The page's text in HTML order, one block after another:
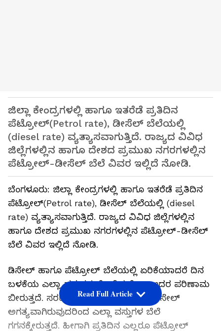
ಜಿಲ್ಲಾ ಕೇಂದ್ರಗಳಲ್ಲಿ ಹಾಗೂ ಇತರೆಡೆ ಪ್ರತಿದಿನ
ಪೆಟ್ರೋಲ್‌(Petrol rate), ಡೀಸೆಲ್‌ ಬೆಲೆಯಲ್ಲಿ
(diesel rate) ವ್ಯತ್ಯಾಸವಾಗುತ್ತಿದೆ. ರಾಜ್ಯದ ವಿವಿಧ
ಜಿಲ್ಲೆಗಳಲ್ಲಿನ ಹಾಗೂ ದೇಶದ ಪ್ರಮುಖ ನಗರಗಳಲ್ಲಿನ
ಪೆಟ್ರೋಲ್-ಡೀಸೆಲ್ ಬೆಲೆ ವಿವರ ಇಲ್ಲಿದೆ ನೋಡಿ.
ಬೆಂಗಳೂರು: ಜಿಲ್ಲಾ ಕೇಂದ್ರಗಳಲ್ಲಿ ಹಾಗೂ ಇತರೆಡೆ ಪ್ರತಿದಿನ
ಪೆಟ್ರೋಲ್‌(Petrol rate), ಡೀಸೆಲ್‌ ಬೆಲೆಯಲ್ಲಿ (diesel
rate) ವ್ಯತ್ಯಾಸವಾಗುತ್ತಿದೆ. ರಾಜ್ಯದ ವಿವಿಧ ಜಿಲ್ಲೆಗಳಲ್ಲಿನ
ಹಾಗೂ ದೇಶದ ಪ್ರಮುಖ ನಗರಗಳಲ್ಲಿನ ಪೆಟ್ರೋಲ್-ಡೀಸೆಲ್
ಬೆಲೆ ವಿವರ ಇಲ್ಲಿದೆ ನೋಡಿ.
ಡಿಸೇಲ್ ಹಾಗೂ ಪೆಟ್ರೋಲ್ ಬೆಲೆಯಲ್ಲಿ ಏರಿಕೆಯಾದರೆ ದಿನ
ಬಳಕೆಯ ಎಲ್ಲಾ ವಸ್ತುಗಳ ಮೇಲೆ ಕ್ರಮೇಣ ಇದರ ಪರಿಣಾಮ
ಬೀರುತ್ತದೆ. ಸರಕುಗಳ ಸಾಗಣೆಗೆ ಪೆಟ್ರೋಲ್ ಡಿಸೇಲ್‌
ಅಗತ್ಯವಾಗಿರುವುದರಿಂದ ಎಲ್ಲಾ ವಸ್ತುಗಳ ಬೆಲೆ
ಗಗನಕ್ಕೇರುತ್ತದೆ. ಹೀಗಾಗಿ ಪ್ರತಿದಿನ ಎಲ್ಲರೂ ಪೆಟ್ರೋಲ್
Read Full Article